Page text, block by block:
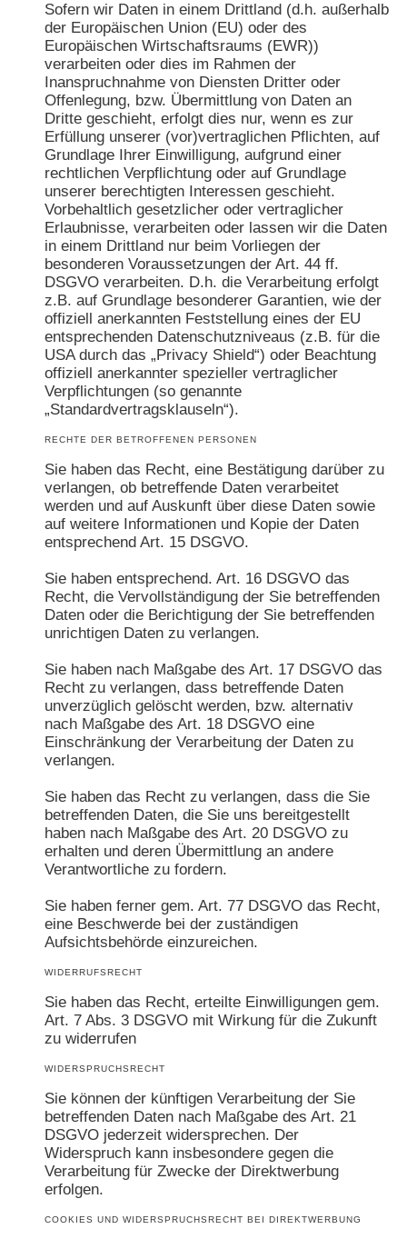
Sofern wir Daten in einem Drittland (d.h. außerhalb
der Europäischen Union (EU) oder des
Europäischen Wirtschaftsraums (EWR))
verarbeiten oder dies im Rahmen der
Inanspruchnahme von Diensten Dritter oder
Offenlegung, bzw. Übermittlung von Daten an
Dritte geschieht, erfolgt dies nur, wenn es zur
Erfüllung unserer (vor)vertraglichen Pflichten, auf
Grundlage Ihrer Einwilligung, aufgrund einer
rechtlichen Verpflichtung oder auf Grundlage
unserer berechtigten Interessen geschieht.
Vorbehaltlich gesetzlicher oder vertraglicher
Erlaubnisse, verarbeiten oder lassen wir die Daten
in einem Drittland nur beim Vorliegen der
besonderen Voraussetzungen der Art. 44 ff.
DSGVO verarbeiten. D.h. die Verarbeitung erfolgt
z.B. auf Grundlage besonderer Garantien, wie der
offiziell anerkannten Feststellung eines der EU
entsprechenden Datenschutzniveaus (z.B. für die
USA durch das „Privacy Shield“) oder Beachtung
offiziell anerkannter spezieller vertraglicher
Verpflichtungen (so genannte
„Standardvertragsklauseln“).
RECHTE DER BETROFFENEN PERSONEN
Sie haben das Recht, eine Bestätigung darüber zu
verlangen, ob betreffende Daten verarbeitet
werden und auf Auskunft über diese Daten sowie
auf weitere Informationen und Kopie der Daten
entsprechend Art. 15 DSGVO.
Sie haben entsprechend. Art. 16 DSGVO das
Recht, die Vervollständigung der Sie betreffenden
Daten oder die Berichtigung der Sie betreffenden
unrichtigen Daten zu verlangen.
Sie haben nach Maßgabe des Art. 17 DSGVO das
Recht zu verlangen, dass betreffende Daten
unverzüglich gelöscht werden, bzw. alternativ
nach Maßgabe des Art. 18 DSGVO eine
Einschränkung der Verarbeitung der Daten zu
verlangen.
Sie haben das Recht zu verlangen, dass die Sie
betreffenden Daten, die Sie uns bereitgestellt
haben nach Maßgabe des Art. 20 DSGVO zu
erhalten und deren Übermittlung an andere
Verantwortliche zu fordern.
Sie haben ferner gem. Art. 77 DSGVO das Recht,
eine Beschwerde bei der zuständigen
Aufsichtsbehörde einzureichen.
WIDERRUFSRECHT
Sie haben das Recht, erteilte Einwilligungen gem.
Art. 7 Abs. 3 DSGVO mit Wirkung für die Zukunft
zu widerrufen
WIDERSPRUCHSRECHT
Sie können der künftigen Verarbeitung der Sie
betreffenden Daten nach Maßgabe des Art. 21
DSGVO jederzeit widersprechen. Der
Widerspruch kann insbesondere gegen die
Verarbeitung für Zwecke der Direktwerbung
erfolgen.
COOKIES UND WIDERSPRUCHSRECHT BEI DIREKTWERBUNG